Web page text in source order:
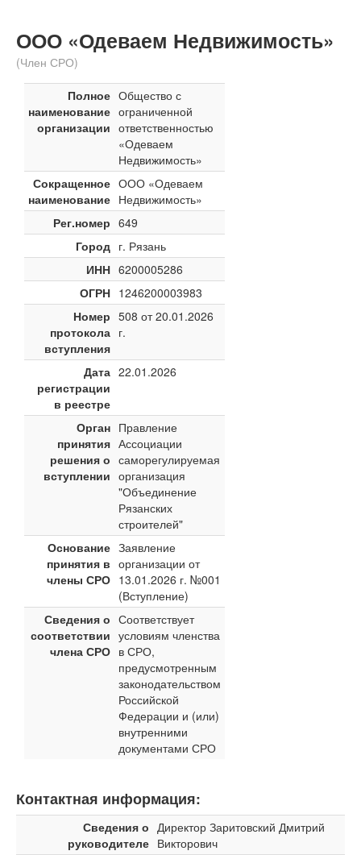
ООО «Одеваем Недвижимость»
(Член СРО)
Полное
наименование
организации
Общество с
ограниченной
ответственностью
«Одеваем
Недвижимость»
Сокращенное
наименование
ООО «Одеваем
Недвижимость»
Рег.номер 649
Город г. Рязань
ИНН 6200005286
ОГРН 1246200003983
Номер
протокола
вступления
508 от 20.01.2026
г.
Дата
регистрации
в реестре
22.01.2026
Орган
принятия
решения о
вступлении
Правление
Ассоциации
саморегулируемая
организация
"Объединение
Рязанских
строителей"
Основание
принятия в
члены СРО
Заявление
организации от
13.01.2026 г. №001
(Вступление)
Сведения о
соответствии
члена СРО
Соответствует
условиям членства
в СРО,
предусмотренным
законодательством
Российской
Федерации и (или)
внутренними
документами СРО
Контактная информация:
Сведения о
руководителе
Директор Заритовский Дмитрий
Викторович